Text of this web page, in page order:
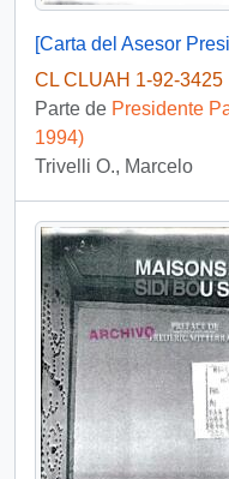
CL CLUAH 1-92-3425
Parte de Presidente
1994)
Trivelli O., Marcelo